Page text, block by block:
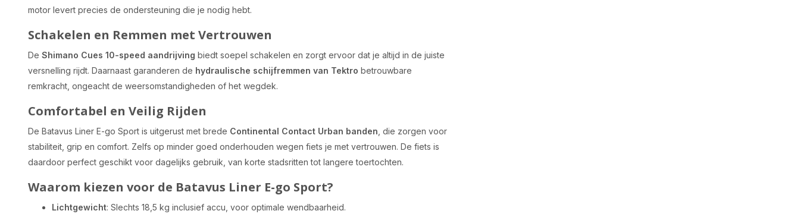
motor levert precies de ondersteuning die je nodig hebt.
Schakelen en Remmen met Vertrouwen
De Shimano Cues 10-speed aandrijving biedt soepel schakelen en zorgt ervoor dat je altijd in de juiste
versnelling rijdt. Daarnaast garanderen de hydraulische schijfremmen van Tektro betrouwbare
remkracht, ongeacht de weersomstandigheden of het wegdek.
Comfortabel en Veilig Rijden
De Batavus Liner E-go Sport is uitgerust met brede Continental Contact Urban banden , die zorgen voor
stabiliteit, grip en comfort. Zelfs op minder goed onderhouden wegen fiets je met vertrouwen. De fiets is
daardoor perfect geschikt voor dagelijks gebruik, van korte stadsritten tot langere toertochten.
Waarom kiezen voor de Batavus Liner E-go Sport?
Lichtgewicht: Slechts 18,5 kg inclusief accu, voor optimale wendbaarheid.